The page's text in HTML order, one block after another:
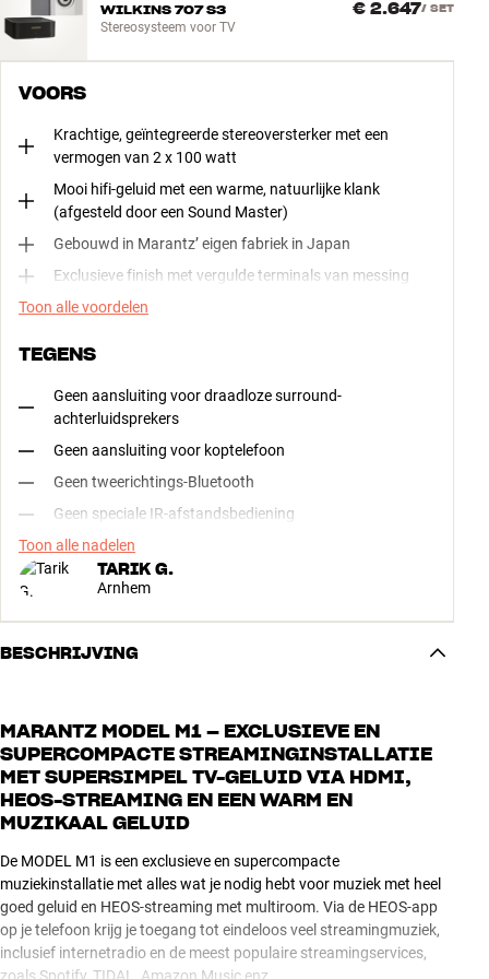
WILKINS 707 S3
Stereosysteem voor TV
€ 2.647/ SET
VOORS
Krachtige, geïntegreerde stereoversterker met een
vermogen van 2 x 100 watt
Mooi hifi-geluid met een warme, natuurlijke klank
(afgesteld door een Sound Master)
Gebouwd in Marantz’ eigen fabriek in Japan
Exclusieve finish met vergulde terminals van messing
Toon alle voordelen
TEGENS
Geen aansluiting voor draadloze surround-
achterluidsprekers
Geen aansluiting voor koptelefoon
Geen tweerichtings-Bluetooth
Geen speciale IR-afstandsbediening
Toon alle nadelen
TARIK G.
Arnhem
BESCHRIJVING
MARANTZ MODEL M1 – EXCLUSIEVE EN
SUPERCOMPACTE STREAMINGINSTALLATIE
MET SUPERSIMPEL TV-GELUID VIA HDMI,
HEOS-STREAMING EN EEN WARM EN
MUZIKAAL GELUID
De MODEL M1 is een exclusieve en supercompacte
muziekinstallatie met alles wat je nodig hebt voor muziek met heel
goed geluid en HEOS-streaming met multiroom. Via de HEOS-app
op je telefoon krijg je toegang tot eindeloos veel streamingmuziek,
inclusief internetradio en de meest populaire streamingservices,
zoals Spotify, TIDAL, Amazon Music enz.